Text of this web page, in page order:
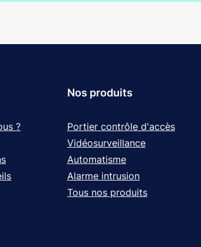
?
Nos produits
Portier contrôle d'accès
Vidéosurveillance
Automatisme
Alarme intrusion
Tous nos produits